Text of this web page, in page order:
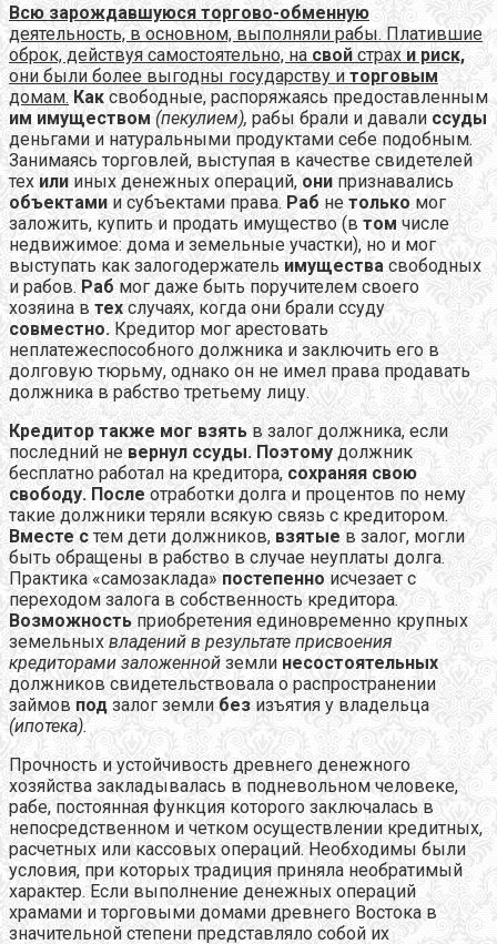
Всю зарождавшуюся торгово-обменную
деятельность, в основном, выполняли рабы. Платившие
оброк, действуя самостоятельно, на свой страх и риск,
они были более выгодны государству и торговым
домам. Как свободные, распоряжаясь предоставленным
им имуществом (пекулием), рабы брали и давали ссуды
деньгами и натуральными продуктами себе подобным.
Занимаясь торговлей, выступая в качестве свидетелей
тех или иных денежных операций, они признавались
объектами и субъектами права. Раб не только мог
заложить, купить и продать имущество (в том числе
недвижимое: дома и земельные участки), но и мог
выступать как залогодержатель имущества свободных
и рабов. Раб мог даже быть поручителем своего
хозяина в тех случаях, когда они брали ссуду
совместно. Кредитор мог арестовать
неплатежеспособного должника и заключить его в
долговую тюрьму, однако он не имел права продавать
должника в рабство третьему лицу.
Кредитор также мог взять в залог должника, если
последний не вернул ссуды. Поэтому должник
бесплатно работал на кредитора, сохраняя свою
свободу. После отработки долга и процентов по нему
такие должники теряли всякую связь с кредитором.
Вместе с тем дети должников, взятые в залог, могли
быть обращены в рабство в случае неуплаты долга.
Практика «самозаклада» постепенно исчезает с
переходом залога в собственность кредитора.
Возможность приобретения единовременно крупных
земельных владений в результате присвоения
кредиторами заложенной земли несостоятельных
должников свидетельствовала о распространении
займов под залог земли без изъятия у владельца
(ипотека).
Прочность и устойчивость древнего денежного
хозяйства закладывалась в подневольном человеке,
рабе, постоянная функция которого заключалась в
непосредственном и четком осуществлении кредитных,
расчетных или кассовых операций. Необходимы были
условия, при которых традиция приняла необратимый
характер. Если выполнение денежных операций
храмами и торговыми домами древнего Востока в
значительной степени представляло собой их